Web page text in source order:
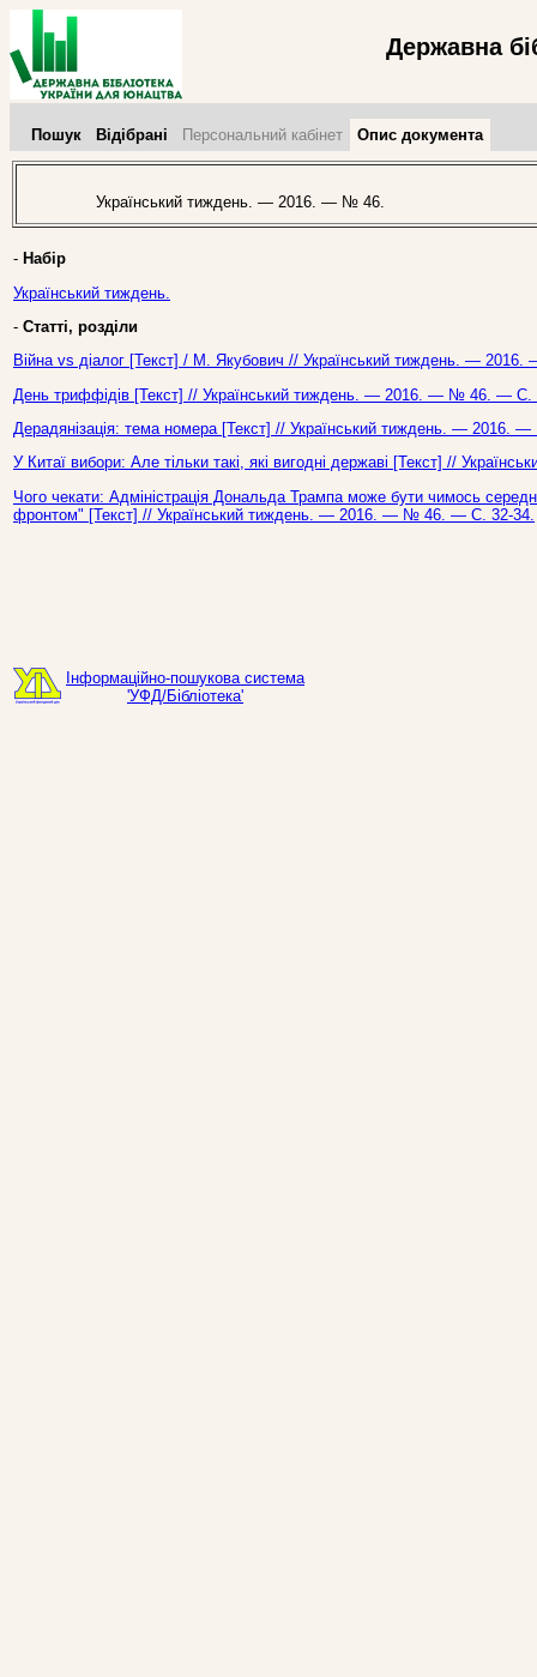
Державна
Пошук Відібрані Персональний кабінет Опис документа
Український тиждень. — 2016. — № 46.
- Набір
Український тиждень.
- Статті, розділи
Війна vs діалог [Текст] / М. Якубович // Український тиждень. —
День триффідів [Текст] // Український тиждень. — 2016. — № 46. — С.
Дерадянізація: тема номера [Текст] // Український тиждень. —
У Китаї вибори: Але тільки такі, які вигодні державі [Текст] //
Чого чекати: Адміністрація Дональда Трампа може бути чимось
фронтом" [Текст] // Український тиждень. — 2016. — № 46. — С. 32-34.
Інформаційно-пошукова система
'УФД/Бібліотека'